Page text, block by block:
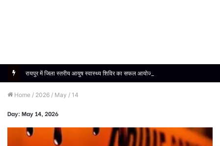
Home / 2026 / May / 14
Day: May 14, 2026